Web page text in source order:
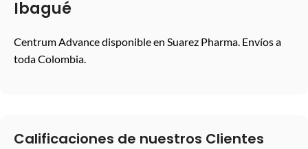
Ibagué
Centrum Advance disponible en Suarez Pharma. Envíos a
toda Colombia.
Calificaciones de nuestros Clientes